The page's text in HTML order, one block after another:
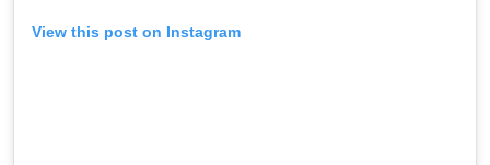
View this post on Instagram